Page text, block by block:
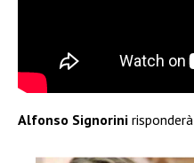
Alfonso Signorini